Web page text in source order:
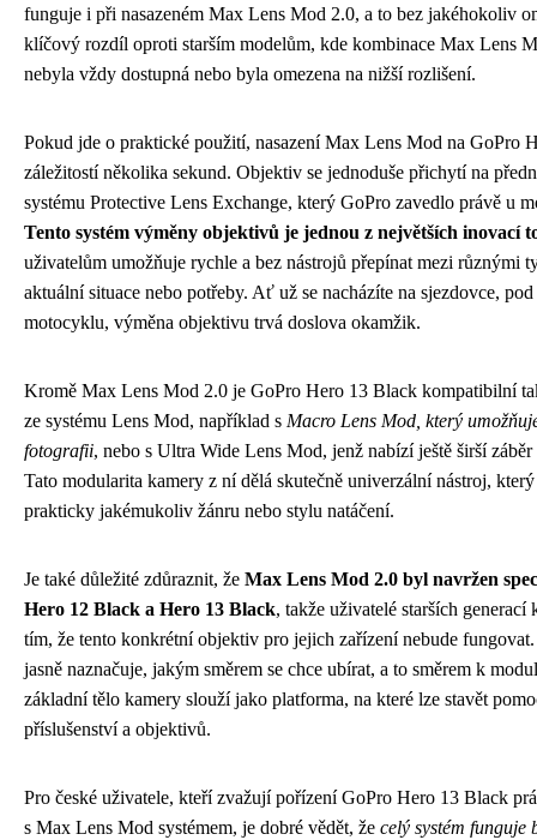
funguje i při nasazeném Max Lens Mod 2.0, a to bez jakéhokoliv
klíčový rozdíl oproti starším modelům, kde kombinace Max Lens
nebyla vždy dostupná nebo byla omezena na nižší rozlišení.
Pokud jde o praktické použití, nasazení Max Lens Mod na GoPro
záležitostí několika sekund. Objektiv se jednoduše přichytí na
systému Protective Lens Exchange, který GoPro zavedlo právě u
Tento systém výměny objektivů je jednou z největších inovací
uživatelům umožňuje rychle a bez nástrojů přepínat mezi různými
aktuální situace nebo potřeby. Ať už se nacházíte na sjezdovce,
motocyklu, výměna objektivu trvá doslova okamžik.
Kromě Max Lens Mod 2.0 je GoPro Hero 13 Black kompatibilní
ze systému Lens Mod, například s Macro Lens Mod, který
fotografii, nebo s Ultra Wide Lens Mod, jenž nabízí ještě širší
Tato modularita kamery z ní dělá skutečně univerzální nástroj,
prakticky jakémukoliv žánru nebo stylu natáčení.
Je také důležité zdůraznit, že Max Lens Mod 2.0 byl navržen
Hero 12 Black a Hero 13 Black, takže uživatelé starších generací
tím, že tento konkrétní objektiv pro jejich zařízení nebude
jasně naznačuje, jakým směrem se chce ubírat, a to směrem k
základní tělo kamery slouží jako platforma, na které lze stavět
příslušenství a objektivů.
Pro české uživatele, kteří zvažují pořízení GoPro Hero 13 Black
s Max Lens Mod systémem, je dobré vědět, že celý systém funguje